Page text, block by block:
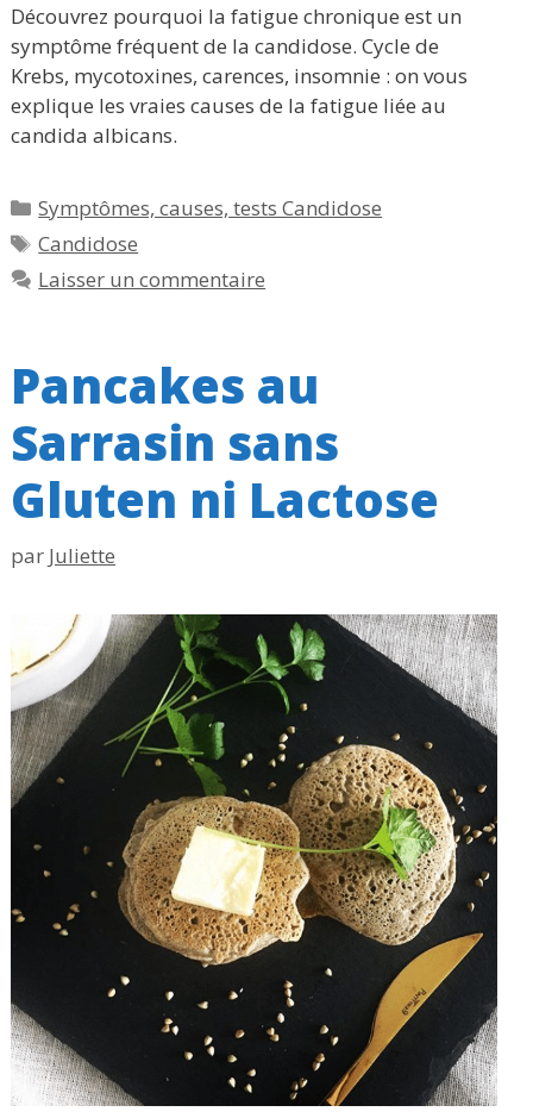
Découvrez pourquoi la fatigue chronique est un
symptôme fréquent de la candidose. Cycle de
Krebs, mycotoxines, carences, insomnie : on vous
explique les vraies causes de la fatigue liée au
candida albicans.
Catégories
Symptômes, causes, tests Candidose
Étiquettes
Candidose
Laisser un commentaire
Pancakes au
Sarrasin sans
Gluten ni Lactose
par Juliette